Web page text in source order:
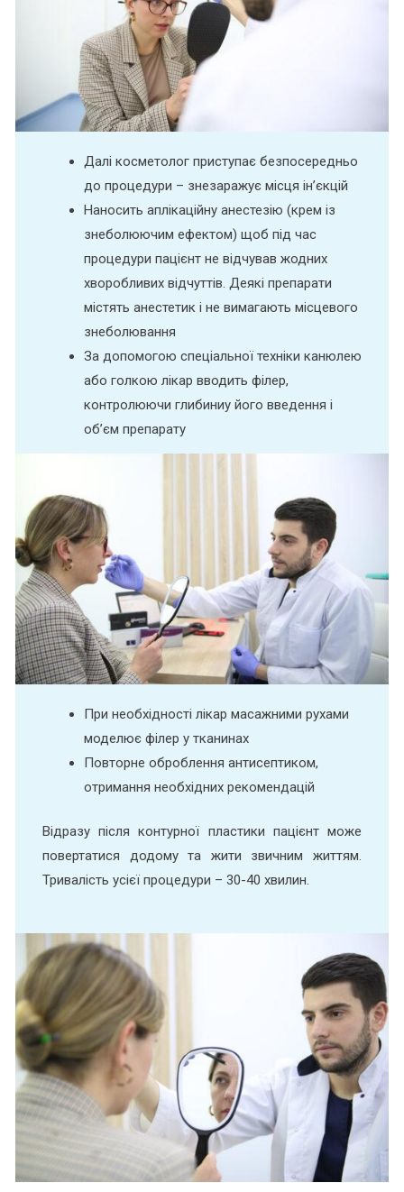
Далі косметолог приступає безпосередньо
до процедури – знезаражує місця ін’єкцій
Наносить аплікаційну анестезію (крем із
знеболюючим ефектом) щоб під час
процедури пацієнт не відчував жодних
хворобливих відчуттів. Деякі препарати
містять анестетик і не вимагають місцевого
знеболювання
За допомогою спеціальної техніки канюлею
або голкою лікар вводить філер,
контролюючи глибиниу його введення і
об’єм препарату
При необхідності лікар масажними рухами
моделює філер у тканинах
Повторне оброблення антисептиком,
отримання необхідних рекомендацій
Відразу після контурної пластики пацієнт може
повертатися додому та жити звичним життям.
Тривалість усієї процедури – 30-40 хвилин.